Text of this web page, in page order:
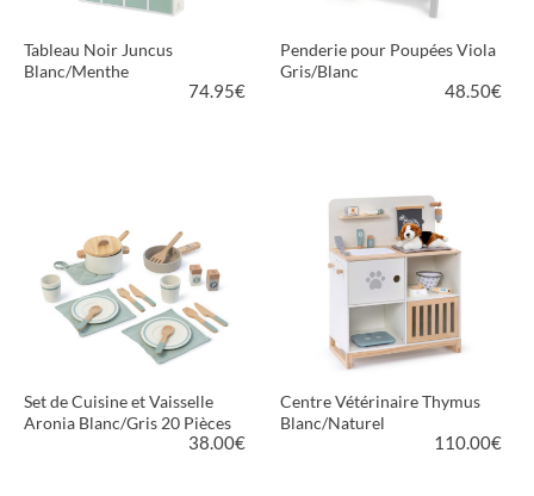
Tableau Noir Juncus
Blanc/Menthe
74.95€
Penderie pour Poupées Viola
Gris/Blanc
48.50€
Set de Cuisine et Vaisselle
Aronia Blanc/Gris 20 Pièces
38.00€
Centre Vétérinaire Thymus
Blanc/Naturel
110.00€